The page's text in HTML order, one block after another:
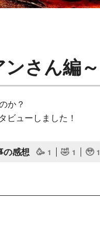
さん編～
か？
ビューしました！
の感想 🥳 1 🤣 1 🥹 1